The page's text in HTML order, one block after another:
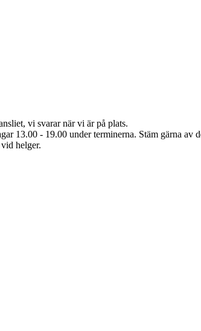
vi svarar när vi är på plats.
13.00 - 19.00 under terminerna. Stäm gärna
helger.